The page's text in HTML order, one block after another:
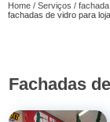
Home Serviços
fachadas de vidro para
Fachadas